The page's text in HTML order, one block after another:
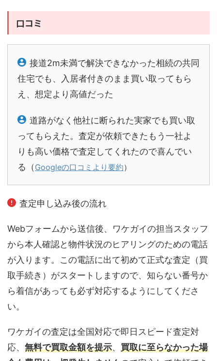
口コミ
接道2m未満で解決できなかった相続の共同
住宅でも、入居者付きのまま買い取ってもら
え、想定より高値だった
道路がなく他社に断られた実家でも買い取
ってもらえた。査定が依頼できたもう一社よ
りも高い価格で査定してくれたので喜んでい
る（ Googleの口コミより要約）
査定申し込み後の流れ
Webフォームから送信後、ワケガイの担当スタッフ
から本人確認と物件状況のヒアリングのための電話
が入ります。この電話に出て初めて正式な査定（買
取手続き）がスタートしますので、知らない番号か
ら着信があっても必ず対応するようにしてくださ
い。
ワケガイの査定は全国対応で即日スピード査定対
応、 無料で買取金額を提示、 買取に至らなかった場